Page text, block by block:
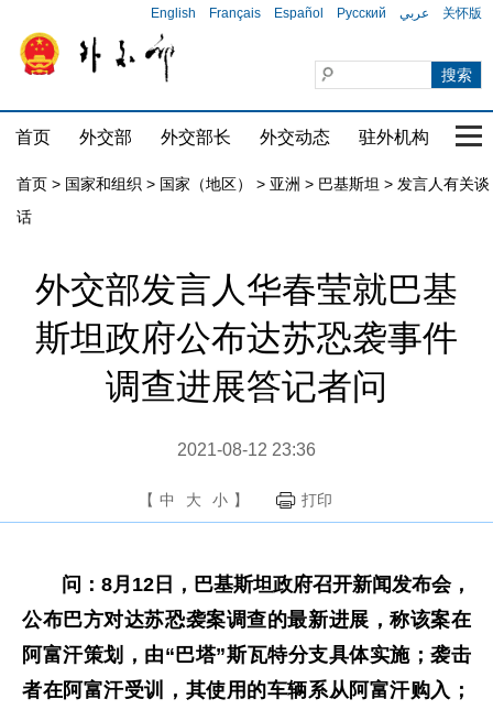
English Français Español Русский عربي 关怀版
首页 外交部 外交部长 外交动态 驻外机构 国
首页 > 国家和组织 > 国家（地区） > 亚洲 > 巴基斯坦 > 发言人有关谈
话
外交部发言人华春莹就巴基
斯坦政府公布达苏恐袭事件
调查进展答记者问
2021-08-12 23:36
【 中 大 小 】 打印
问：8月12日，巴基斯坦政府召开新闻发布会，
公布巴方对达苏恐袭案调查的最新进展，称该案在
阿富汗策划，由“巴塔”斯瓦特分支具体实施；袭击
者在阿富汗受训，其使用的车辆系从阿富汗购入；